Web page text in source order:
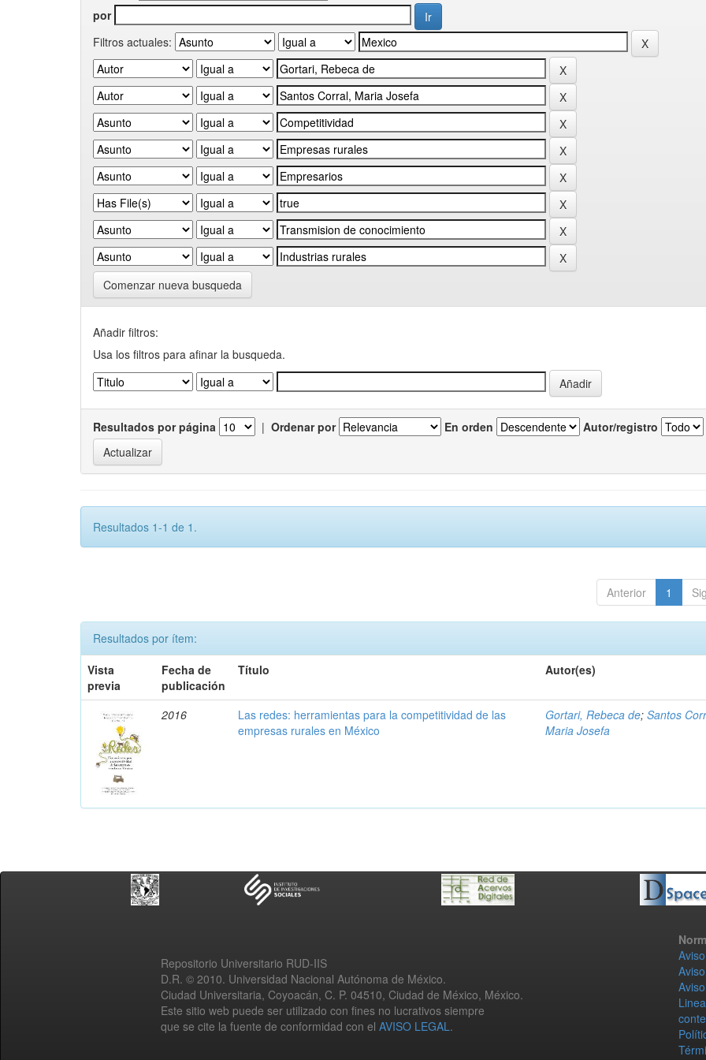
por
Filtros actuales:
Comenzar nueva busqueda
Añadir filtros:
Usa los filtros para afinar la busqueda.
Resultados por página | Ordenar por En orden Autor/registro
Resultados 1-1 de 1.
Anterior 1
Resultados por ítem:
Vista
previa
Fecha de
publicación
Título Autor(es)
2016
Las redes: herramientas para la competitividad de las
empresas rurales en México
Gortari, Rebeca de;Santos
Maria Josefa
Repositorio Universitario RUD-IIS
D.R. © 2010. Universidad Nacional Autónoma de México.
Ciudad Universitaria, Coyoacán, C. P. 04510, Ciudad de México, México.
Este sitio web puede ser utilizado con fines no lucrativos siempre
que se cite la fuente de conformidad con el AVISO LEGAL.